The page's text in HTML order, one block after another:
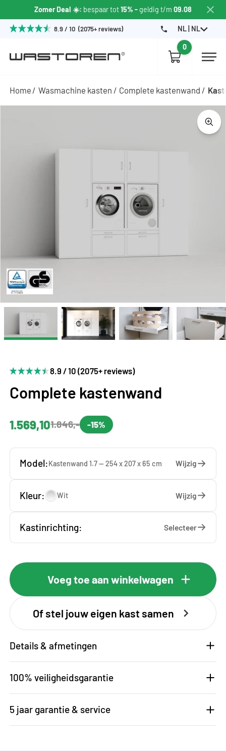
Zomer Deal ☀️: bespaar tot15% -geldig t/m 09.08
8.9 / 10 (2075+ reviews) NL | NL
0
Home Wasmachine kasten Complete kastenwand
8.9 / 10 (2075+ reviews)
Complete kastenwand
1.569,101.846,- -15%
Model:Kastenwand 1.7 — 254 x 207 x 65 cm Wijzig
Kleur: Wit Wijzig
Kastinrichting: Selecteer
Voeg toe aan winkelwagen
Of stel jouw eigen kast samen
Details & afmetingen
100% veiligheidsgarantie
5 jaar garantie & service